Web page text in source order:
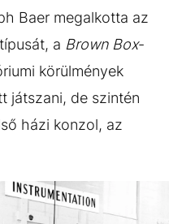
Baer megalkotta az
a Brown Box-
körülmények
játszani, de szintén
házi konzol, az